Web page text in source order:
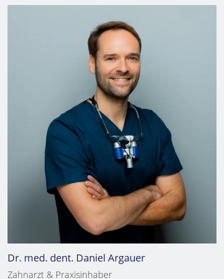
Dr. med. dent. Daniel Argauer
Zahnarzt & Praxisinhaber